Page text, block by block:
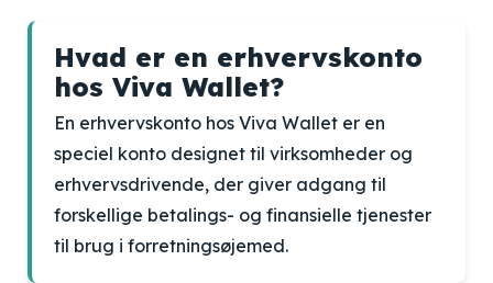
Hvad er en erhvervskonto
hos Viva Wallet?
En erhvervskonto hos Viva Wallet er en
speciel konto designet til virksomheder og
erhvervsdrivende, der giver adgang til
forskellige betalings- og finansielle tjenester
til brug i forretningsøjemed.